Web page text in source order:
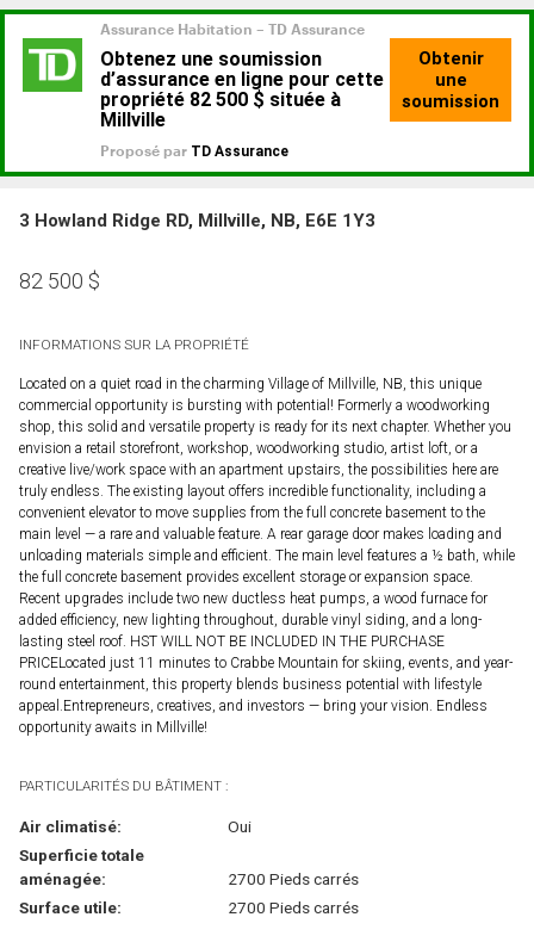
3 Howland Ridge RD, Millville, NB, E6E 1Y3
82 500 $
INFORMATIONS SUR LA PROPRIÉTÉ
Located on a quiet road in the charming Village of Millville, NB, this unique
commercial opportunity is bursting with potential! Formerly a woodworking
shop, this solid and versatile property is ready for its next chapter. Whether you
envision a retail storefront, workshop, woodworking studio, artist loft, or a
creative live/work space with an apartment upstairs, the possibilities here are
truly endless. The existing layout offers incredible functionality, including a
convenient elevator to move supplies from the full concrete basement to the
main level — a rare and valuable feature. A rear garage door makes loading and
unloading materials simple and efficient. The main level features a ½ bath, while
the full concrete basement provides excellent storage or expansion space.
Recent upgrades include two new ductless heat pumps, a wood furnace for
added efficiency, new lighting throughout, durable vinyl siding, and a long-
lasting steel roof. HST WILL NOT BE INCLUDED IN THE PURCHASE
PRICELocated just 11 minutes to Crabbe Mountain for skiing, events, and year-
round entertainment, this property blends business potential with lifestyle
appeal.Entrepreneurs, creatives, and investors — bring your vision. Endless
opportunity awaits in Millville!
PARTICULARITÉS DU BÂTIMENT :
Air climatisé:
Oui
Superficie totale
aménagée:
2700 Pieds carrés
Surface utile:
2700 Pieds carrés